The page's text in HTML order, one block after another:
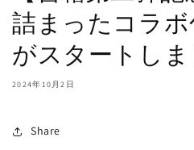
詰まったコラ
がスタートしま
2024年10月2日
Share